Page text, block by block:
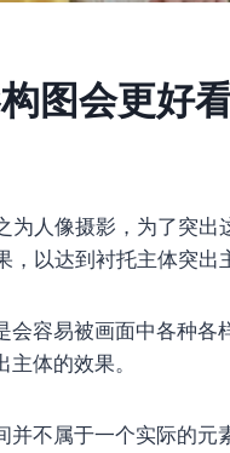
图会更好
为人像摄影，为了突出
以达到衬托主体突出
容易被画面中各种各
体的效果。
不属于一个实际的元